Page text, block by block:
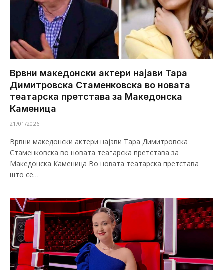
Врвни македонски актери најави Тара
Димитровска Стаменковска во новата
театарска претстава за Македонска
Каменица
21/01/2026
Врвни македонски актери најави Тара Димитровска
Стаменковска во новата театарска претстава за
Македонска Каменица Во новата театарска претстава
што се…